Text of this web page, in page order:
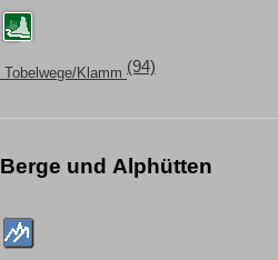
Tobelwege/Klamm (94)
Berge und Alphütten